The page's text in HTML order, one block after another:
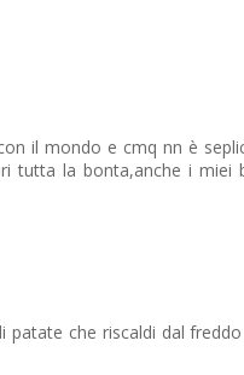
il mondo e cmq nn è
la bonta,anche i miei
che riscaldi dal